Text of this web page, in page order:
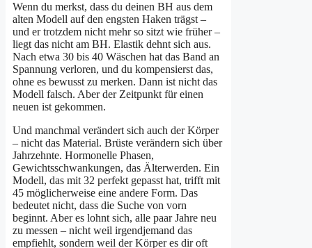
Wenn du merkst, dass du deinen BH aus dem
alten Modell auf den engsten Haken trägst –
und er trotzdem nicht mehr so sitzt wie früher –
liegt das nicht am BH. Elastik dehnt sich aus.
Nach etwa 30 bis 40 Wäschen hat das Band an
Spannung verloren, und du kompensierst das,
ohne es bewusst zu merken. Dann ist nicht das
Modell falsch. Aber der Zeitpunkt für einen
neuen ist gekommen.
Und manchmal verändert sich auch der Körper
– nicht das Material. Brüste verändern sich über
Jahrzehnte. Hormonelle Phasen,
Gewichtsschwankungen, das Älterwerden. Ein
Modell, das mit 32 perfekt gepasst hat, trifft mit
45 möglicherweise eine andere Form. Das
bedeutet nicht, dass die Suche von vorn
beginnt. Aber es lohnt sich, alle paar Jahre neu
zu messen – nicht weil irgendjemand das
empfiehlt, sondern weil der Körper es dir oft